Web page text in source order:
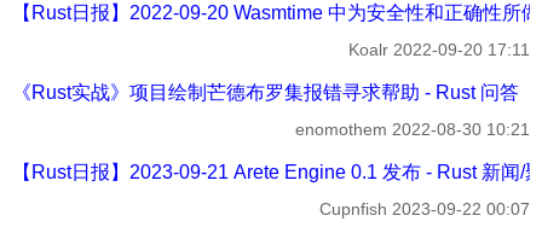
【Rust日报】2022-09-20 Wasmtime 中为安全性和正确性所
Koalr 2022-09-20 17:11
《Rust实战》项目绘制芒德布罗集报错寻求帮助 - Rust 问答
enomothem 2022-08-30 10:21
【Rust日报】2023-09-21 Arete Engine 0.1 发布 - Rust 新闻/
Cupnfish 2023-09-22 00:07